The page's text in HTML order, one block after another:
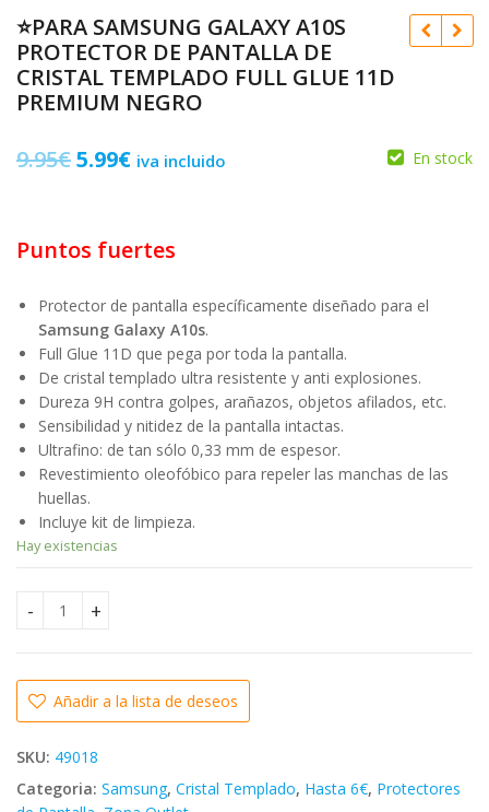
⭐PARA SAMSUNG GALAXY A10S
PROTECTOR DE PANTALLA DE
CRISTAL TEMPLADO FULL GLUE 11D
PREMIUM NEGRO
9.95€El
era:
9.95€.
5.99€El
es:
5.99€.
iva incluido En stock
Puntos fuertes
Protector de pantalla específicamente diseñado para el
Samsung Galaxy A10s.
Full Glue 11D que pega por toda la pantalla.
De cristal templado ultra resistente y anti explosiones.
Dureza 9H contra golpes, arañazos, objetos afilados, etc.
Sensibilidad y nitidez de la pantalla intactas.
Ultrafino: de tan sólo 0,33 mm de espesor.
Revestimiento oleofóbico para repeler las manchas de las
huellas.
Incluye kit de limpieza.
Hay existencias
⭐PARA SAMSUNG GALAXY A10S PROTECTOR DE
Añadir a la lista de deseos
SKU: 49018
Categoria: Samsung, Cristal Templado, Hasta 6€, Protectores